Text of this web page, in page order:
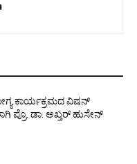
ಕಾರ್ಯಕ್ರಮದ ವಿಷನ್
ಪ್ರೊ. ಡಾ. ಅಖ್ತರ್ ಹುಸೇನ್